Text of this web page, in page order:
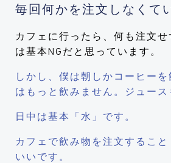
毎回何かを注文しなくて
カフェに行ったら、何も注文
は基本NGだと思っています。
しかし、僕は朝しかコーヒー
はもっと飲みません。ジュース
日中は基本「水」です。
カフェで飲み物を注文するこ
いいです。